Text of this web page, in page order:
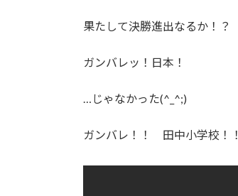
果たして決勝進出なるか！？
ガンバレッ！日本！
…じゃなかった(^_^;)
ガンバレ！！ 田中小学校！！